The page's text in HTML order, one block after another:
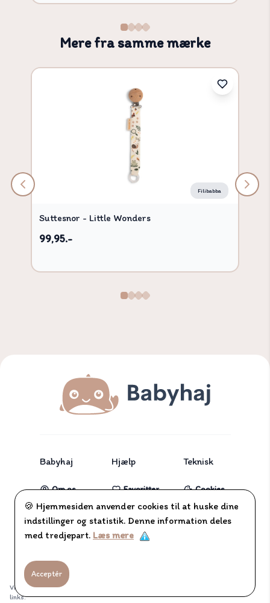
Mere fra samme mærke
Filibabba
Suttesnor - Little Wonders
99,95.-
🍪 Hjemmesiden anvender cookies til at huske dine
indstillinger og statistik. Denne information deles
med tredjepart. Læs mere
Acceptér
Babyhaj
Om os
Partnere
Hjælp
Favoritter
Tjekliste
Blog
Teknisk
Cookies
Vi samarbejder med en række firmaer, og henviser til disse gennem affiliate
links.